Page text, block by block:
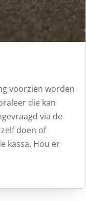
voorzien worden
die kan
via de
doen of
kassa. Hou er